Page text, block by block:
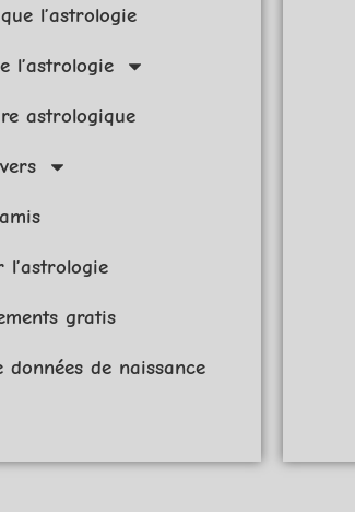
l’astrologie
l’astrologie
astrologique
l’astrologie
gratis
données de naissance